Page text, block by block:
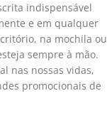
indispensável
e em qualquer
na mochila ou
sempre à mão.
nas nossas vidas,
promocionais de